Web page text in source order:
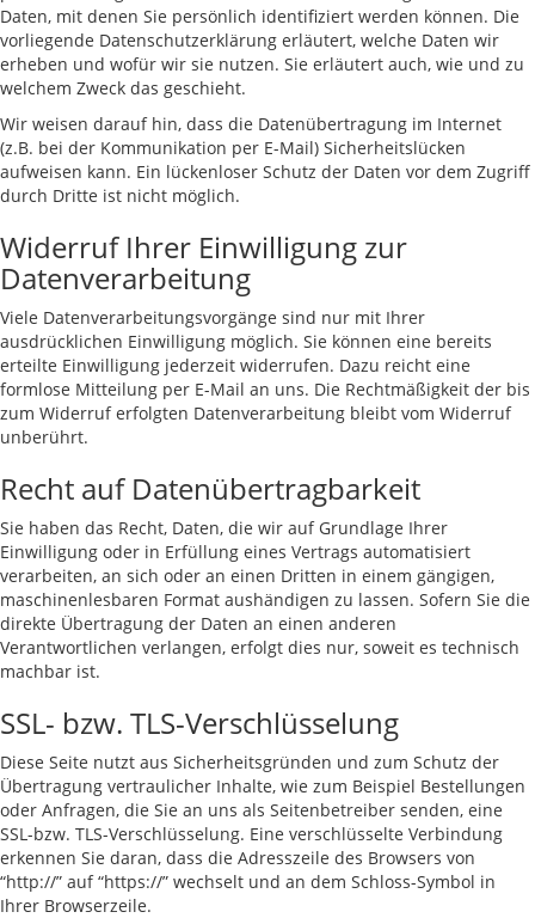
Daten, mit denen Sie persönlich identifiziert werden können. Die
vorliegende Datenschutzerklärung erläutert, welche Daten wir
erheben und wofür wir sie nutzen. Sie erläutert auch, wie und zu
welchem Zweck das geschieht.
Wir weisen darauf hin, dass die Datenübertragung im Internet
(z.B. bei der Kommunikation per E-Mail) Sicherheitslücken
aufweisen kann. Ein lückenloser Schutz der Daten vor dem Zugriff
durch Dritte ist nicht möglich.
Widerruf Ihrer Einwilligung zur
Datenverarbeitung
Viele Datenverarbeitungsvorgänge sind nur mit Ihrer
ausdrücklichen Einwilligung möglich. Sie können eine bereits
erteilte Einwilligung jederzeit widerrufen. Dazu reicht eine
formlose Mitteilung per E-Mail an uns. Die Rechtmäßigkeit der bis
zum Widerruf erfolgten Datenverarbeitung bleibt vom Widerruf
unberührt.
Recht auf Datenübertragbarkeit
Sie haben das Recht, Daten, die wir auf Grundlage Ihrer
Einwilligung oder in Erfüllung eines Vertrags automatisiert
verarbeiten, an sich oder an einen Dritten in einem gängigen,
maschinenlesbaren Format aushändigen zu lassen. Sofern Sie die
direkte Übertragung der Daten an einen anderen
Verantwortlichen verlangen, erfolgt dies nur, soweit es technisch
machbar ist.
SSL- bzw. TLS-Verschlüsselung
Diese Seite nutzt aus Sicherheitsgründen und zum Schutz der
Übertragung vertraulicher Inhalte, wie zum Beispiel Bestellungen
oder Anfragen, die Sie an uns als Seitenbetreiber senden, eine
SSL-bzw. TLS-Verschlüsselung. Eine verschlüsselte Verbindung
erkennen Sie daran, dass die Adresszeile des Browsers von
“http://” auf “https://” wechselt und an dem Schloss-Symbol in
Ihrer Browserzeile.